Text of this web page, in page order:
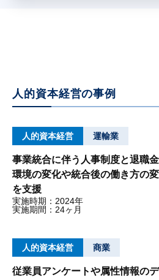
人的資本経営の事例
人的資本経営 運輸業
事業統合に伴う人事制度と退職
環境の変化や統合後の働き方の
を支援
実施時期：2024年
実施期間：24ヶ月
人的資本経営 商業
従業員アンケートや属性情報の